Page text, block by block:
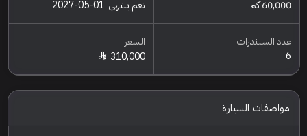
60,000 كم
نعم ينتهي 2027-05-01
عدد السلندرات
6
السعر
310,000
مواصفات السيارة